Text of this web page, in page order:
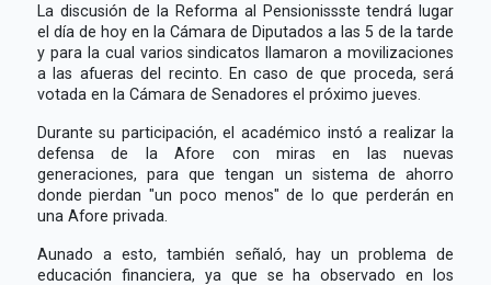
La discusión de la Reforma al Pensionissste tendrá lugar
el día de hoy en la Cámara de Diputados a las 5 de la tarde
y para la cual varios sindicatos llamaron a movilizaciones
a las afueras del recinto. En caso de que proceda, será
votada en la Cámara de Senadores el próximo jueves.
Durante su participación, el académico instó a realizar la
defensa de la Afore con miras en las nuevas
generaciones, para que tengan un sistema de ahorro
donde pierdan "un poco menos" de lo que perderán en
una Afore privada.
Aunado a esto, también señaló, hay un problema de
educación financiera, ya que se ha observado en los